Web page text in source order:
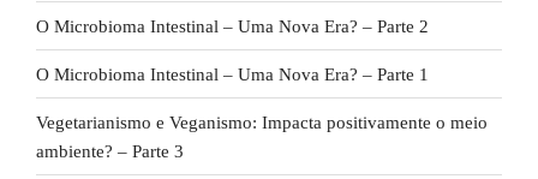
O Microbioma Intestinal – Uma Nova Era? – Parte 2
O Microbioma Intestinal – Uma Nova Era? – Parte 1
Vegetarianismo e Veganismo: Impacta positivamente o meio
ambiente? – Parte 3